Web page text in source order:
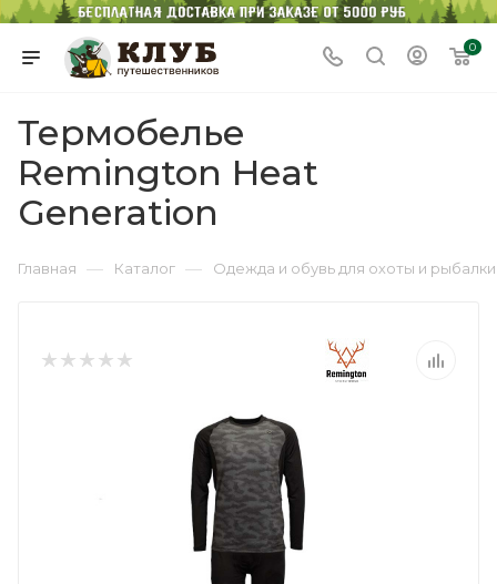
0
Термобелье
Remington Heat
Generation
Главная — Каталог — Одежда и обувь для охоты и рыбалки